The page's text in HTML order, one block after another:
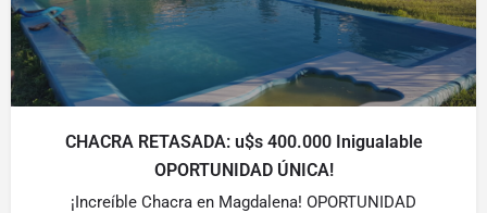
CHACRA RETASADA: u$s 400.000 Inigualable
OPORTUNIDAD ÚNICA!
¡Increíble Chacra en Magdalena! OPORTUNIDAD